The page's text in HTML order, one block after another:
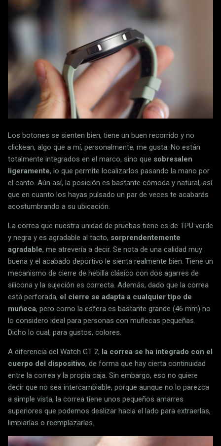
Los botones se sienten bien, tiene un buen recorrido y no
clickean, algo que a mí, personalmente, me gusta. No están
totalmente integrados en el marco, sino que sobresalen
ligeramente, lo que permite localizarlos pasando la mano por
el canto. Aún así, la posición es bastante cómoda y natural, así
que en cuanto los hayas pulsado un par de veces te acabarás
acostumbrando a su ubicación.
La correa que nuestra unidad de pruebas tiene es de TPU verde
y negra y es agradable al tacto, sorprendentemente
agradable, me atrevería a decir. Se nota de una calidad muy
buena y el acabado deportivo le sienta realmente bien. Tiene un
mecanismo de cierre de hebilla clásico con dos agarres de
silicona y la sujeción es correcta. Además, dado que la correa
está perforada, el cierre se adapta a cualquier tipo de
muñeca, pero como la esfera es bastante grande (46 mm) no
lo considero ideal para personas con muñecas pequeñas.
Dicho lo cual, para gustos, colores.
A diferencia del Watch GT 2, la correa se ha integrado con el
cuerpo del dispositivo, de forma que hay cierta continuidad
entre la correa y la propia caja. Sin embargo, eso no quiere
decir que no sea intercambiable, porque aunque no lo parezca
a simple vista, la correa tiene unos pequeños amarres
superiores que podemos deslizar hacia el lado para extraerlas,
limpiarlas o reemplazarlas.